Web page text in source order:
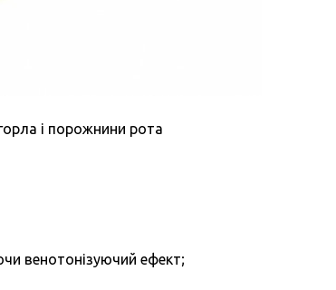
і порожнини рота
венотонізуючий ефект;